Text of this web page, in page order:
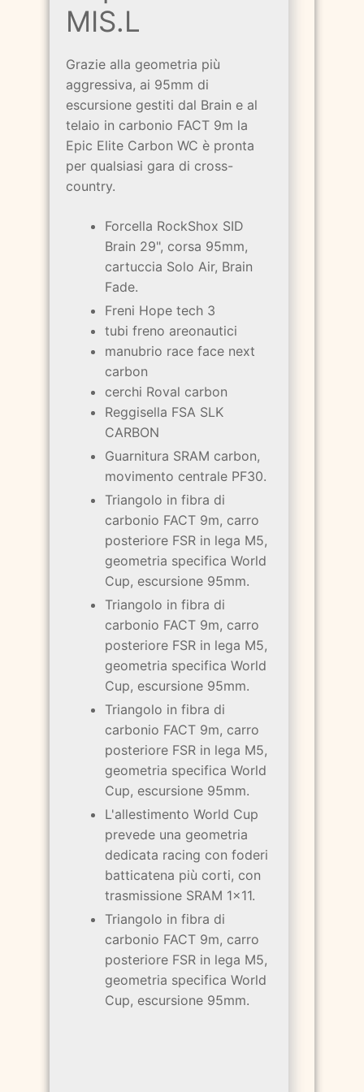
MIS.L
Grazie alla geometria più
aggressiva, ai 95mm di
escursione gestiti dal Brain e al
telaio in carbonio FACT 9m la
Epic Elite Carbon WC è pronta
per qualsiasi gara di cross-
country.
Forcella RockShox SID
Brain 29", corsa 95mm,
cartuccia Solo Air, Brain
Fade.
Freni Hope tech 3
tubi freno areonautici
manubrio race face next
carbon
cerchi Roval carbon
Reggisella FSA SLK
CARBON
Guarnitura SRAM carbon,
movimento centrale PF30.
Triangolo in fibra di
carbonio FACT 9m, carro
posteriore FSR in lega M5,
geometria specifica World
Cup, escursione 95mm.
Triangolo in fibra di
carbonio FACT 9m, carro
posteriore FSR in lega M5,
geometria specifica World
Cup, escursione 95mm.
Triangolo in fibra di
carbonio FACT 9m, carro
posteriore FSR in lega M5,
geometria specifica World
Cup, escursione 95mm.
L'allestimento World Cup
prevede una geometria
dedicata racing con foderi
batticatena più corti, con
trasmissione SRAM 1x11.
Triangolo in fibra di
carbonio FACT 9m, carro
posteriore FSR in lega M5,
geometria specifica World
Cup, escursione 95mm.